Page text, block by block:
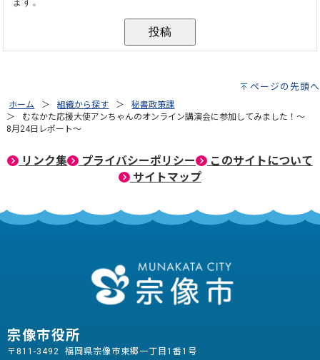
ページの先頭へ
ホーム 組織から探す
秘書政策課
むなかた応援大使アンちゃんのオンライン講演会に参加してみました！～
8月24日レポート～
リンク集 プライバシーポリシー
このサイトについて
サイトマップ
宗像市役所
〒811-3492 福岡県宗像市東郷一丁目1番1号